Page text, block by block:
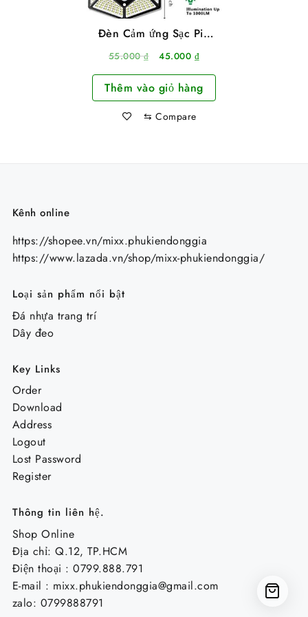
Đèn Cảm ứng Sạc Pin
Năng Lượng Mặt Trời
100 Led
55.000₫
Giá
là:
55.000 ₫.
45.000 ₫Giá
tại
là:
Thêm vào giỏ hàng
⇆ Compare
Kênh online
https://shopee.vn/mixx.phukiendonggia
https://www.lazada.vn/shop/mixx-phukiendonggia/
Loại sản phẩm nổi bật
Đá nhựa trang trí
Dây đeo
Key Links
Order
Download
Address
Logout
Lost Password
Register
Thông tin liên hệ.
Shop Online
Địa chỉ: Q.12, TP.HCM
Điện thoại : 0799.888.791
E-mail : mixx.phukiendonggia@gmail.com
zalo: 0799888791